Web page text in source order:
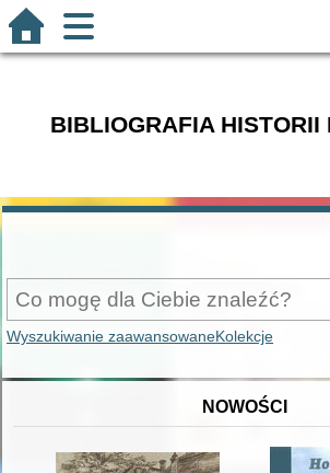
BIBLIOGRAFIA HISTORII
Wyszukiwanie zaawansowaneKolekcje
NOWOŚCI